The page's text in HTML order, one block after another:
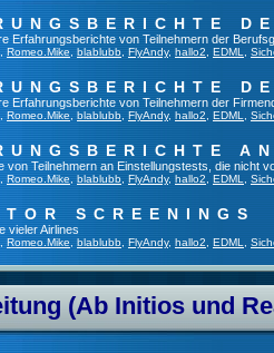
Erfahrungsberichte von Teilnehmern der
Romeo.Mike blablubb FlyAndy, hallo2 EDML
Erfahrungsberichte von Teilnehmern der
Romeo.Mike blablubb FlyAndy, hallo2 EDML
von Teilnehmern an Einstellungstests, die nicht
Romeo.Mike blablubb FlyAndy, hallo2 EDML
SCREENINGS
vieler Airlines
Romeo.Mike blablubb FlyAndy, hallo2 EDML
(Ab Initios und